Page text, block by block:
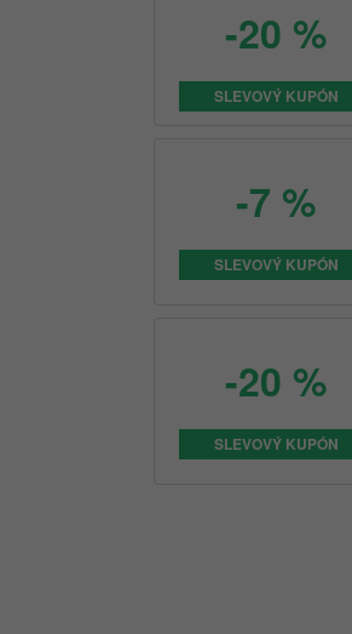
-20 %
SLEVOVÝ KUPÓN
-7 %
SLEVOVÝ KUPÓN
-20 %
SLEVOVÝ KUPÓN